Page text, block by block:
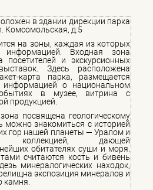
в здании дирекции парка
Комсомольская, д.5
на зоны, каждая из которых
информацией. Входная зона
и экскурсионных
Здесь расположена
карта парка, размещается
о национальном
в музее, витрина с
продукцией.
посвящена геологическому
можно знакомиться с историей
гор нашей планеты — Уралом и
коллекцией, дающей
обитателях суши и моря.
считаются кость и бивень
минералогических находок,
экспозиция минералов и
камня.